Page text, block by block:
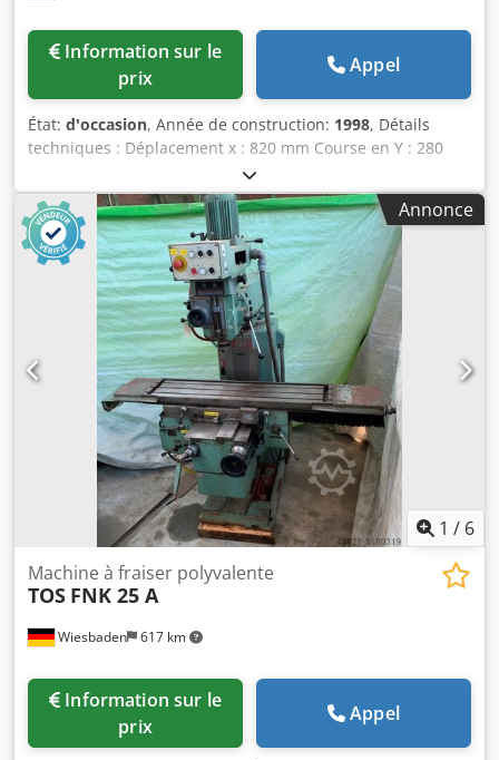
prix
Appel
État: d'occasion, Année de construction: 1998, Détails
techniques : Déplacement x : 820 mm Course en Y : 280
mm Course en Z : 410 mm Support de broche ISO : SK 40
Distance entre la table et la broche horizontale : min. 30 /
max. 440 mm Réglage de la barre transversale -
horizontale : 650 mm Plage de vitesse : 40...2000 / 18
tr/min Plage de pivotement +/- : à 90° : 360° et à 45° : 360°
degrés Credeva Ei Sspfx Aiyof surface de serrage : 1120 x
250 mm La table pivote environ : 45° droite / gauche
Avance : X/Y : 12,5 - 830 + Z : 5,2 - 260 mm/min Avance
rapide : X/Y : 2500 et Z : 1040 mm/min. Puissance totale
requise : 10 kW Poids de la machine environ : 2000 kg
Dimensions approximatives de la machine (L x l x H) : 2,2 x
1,8 x 1,7 m Équipement: 2x contre-palier Ø 55mm
Dispositif de refroidissement : pompe et alimentation
Commande via système de mesure à 3 voies ACU-Ride et
panneau de commande pieds de machine *
Annonce
1 / 6
Wiesbaden 617 km
Machine à fraiser polyvalente
TOS FNK 25 A
prix
Appel